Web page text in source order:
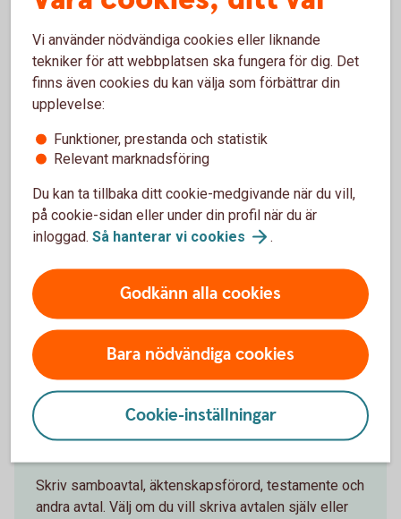
parter och registreras hos skatteverket för att
det ska vara giltigt.
Madelén Falkenhäll
Ekonom för Finansiell hälsa
Vill du ha hjälp med juridiken?
Skriv samboavtal, äktenskapsförord, testamente och
andra avtal. Välj om du vill skriva avtalen själv eller
Vi använder nödvändiga cookies eller liknande
tekniker för att webbplatsen ska fungera för dig. Det
finns även cookies du kan välja som förbättrar din
upplevelse:
Funktioner, prestanda och statistik
Relevant marknadsföring
Du kan ta tillbaka ditt cookie-medgivande när du vill,
på cookie-sidan eller under din profil när du är
inloggad. Så hanterar vi cookies .
Godkänn alla cookies
Bara nödvändiga cookies
Cookie-inställningar